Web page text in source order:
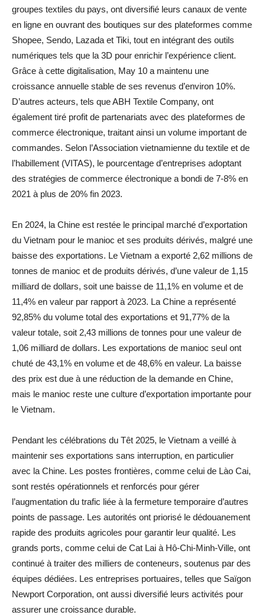
groupes textiles du pays, ont diversifié leurs canaux de vente
en ligne en ouvrant des boutiques sur des plateformes comme
Shopee, Sendo, Lazada et Tiki, tout en intégrant des outils
numériques tels que la 3D pour enrichir l’expérience client.
Grâce à cette digitalisation, May 10 a maintenu une
croissance annuelle stable de ses revenus d’environ 10%.
D’autres acteurs, tels que ABH Textile Company, ont
également tiré profit de partenariats avec des plateformes de
commerce électronique, traitant ainsi un volume important de
commandes. Selon l’Association vietnamienne du textile et de
l’habillement (VITAS), le pourcentage d’entreprises adoptant
des stratégies de commerce électronique a bondi de 7-8% en
2021 à plus de 20% fin 2023.
En 2024, la Chine est restée le principal marché d’exportation
du Vietnam pour le manioc et ses produits dérivés, malgré une
baisse des exportations. Le Vietnam a exporté 2,62 millions de
tonnes de manioc et de produits dérivés, d’une valeur de 1,15
milliard de dollars, soit une baisse de 11,1% en volume et de
11,4% en valeur par rapport à 2023. La Chine a représenté
92,85% du volume total des exportations et 91,77% de la
valeur totale, soit 2,43 millions de tonnes pour une valeur de
1,06 milliard de dollars. Les exportations de manioc seul ont
chuté de 43,1% en volume et de 48,6% en valeur. La baisse
des prix est due à une réduction de la demande en Chine,
mais le manioc reste une culture d’exportation importante pour
le Vietnam.
Pendant les célébrations du Têt 2025, le Vietnam a veillé à
maintenir ses exportations sans interruption, en particulier
avec la Chine. Les postes frontières, comme celui de Lào Cai,
sont restés opérationnels et renforcés pour gérer
l’augmentation du trafic liée à la fermeture temporaire d’autres
points de passage. Les autorités ont priorisé le dédouanement
rapide des produits agricoles pour garantir leur qualité. Les
grands ports, comme celui de Cat Lai à Hô-Chi-Minh-Ville, ont
continué à traiter des milliers de conteneurs, soutenus par des
équipes dédiées. Les entreprises portuaires, telles que Saïgon
Newport Corporation, ont aussi diversifié leurs activités pour
assurer une croissance durable.